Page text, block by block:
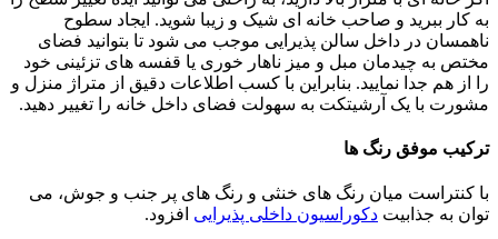
به کار ببرید و صاحب خانه ای شیک و زیبا شوید. ایجاد سطوح
ناهمسان در داخل سالن پذیرایی موجب می شود تا بتوانید فضای
مختص به چیدمان مبل و میز ناهار خوری یا قفسه های تزئینی خود
را از هم جدا نمایید. بنابراین با کسب اطلاعات دقیق از متراژ منزل و
مشورت با یک آرشیتکت به سهولت فضای داخل خانه را تغییر دهید.
ترکیب موفق رنگ ها
با کنتراست میان رنگ های خنثی و رنگ های پر جنب و جوش، می
توان به جذابیت دکوراسیون داخلی پذیرایی افزود.